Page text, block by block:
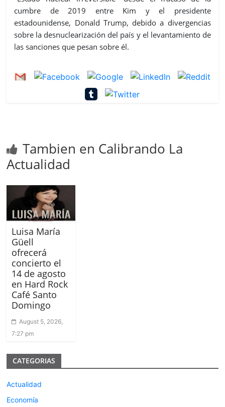
cumbre de 2019 entre Kim y el presidente
estadounidense, Donald Trump, debido a divergencias
sobre la desnuclearización del país y el levantamiento de
las sanciones que pesan sobre él.
Tambien en Calibrando La
Actualidad
Luisa María
Güell
ofrecerá
concierto el
14 de agosto
en Hard Rock
Café Santo
Domingo
August 5, 2026,
7:27 pm
CATEGORIAS
Actualidad
Economía